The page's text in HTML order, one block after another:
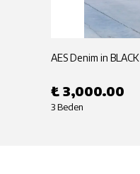
AES Denim in BLACK
₺ 3,000.00
3 Beden